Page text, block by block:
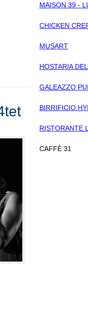
MAISON 39 -
CHICKEN
MUSART
HOSTARIA
GALEAZZO
BIRRIFICIO
RISTORANTE
CAFFÈ 31